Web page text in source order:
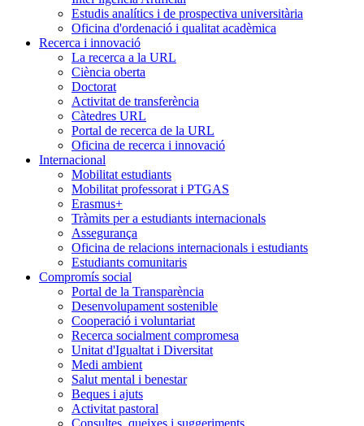
Estudis analítics i de prospectiva universitària
Oficina d'ordenació i qualitat acadèmica
Recerca i innovació
La recerca a la URL
Ciència oberta
Doctorat
Activitat de transferència
Càtedres URL
Portal de recerca de la URL
Oficina de recerca i innovació
Internacional
Mobilitat estudiants
Mobilitat professorat i PTGAS
Erasmus+
Tràmits per a estudiants internacionals
Assegurança
Oficina de relacions internacionals i estudiants
Estudiants comunitaris
Compromís social
Portal de la Transparència
Desenvolupament sostenible
Cooperació i voluntariat
Recerca socialment compromesa
Unitat d'Igualtat i Diversitat
Medi ambient
Salut mental i benestar
Beques i ajuts
Activitat pastoral
Consultes, queixes i suggeriments